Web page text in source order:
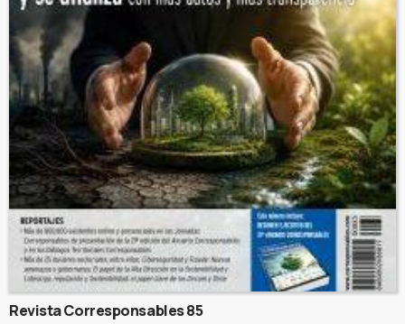
Revista Corresponsables 85